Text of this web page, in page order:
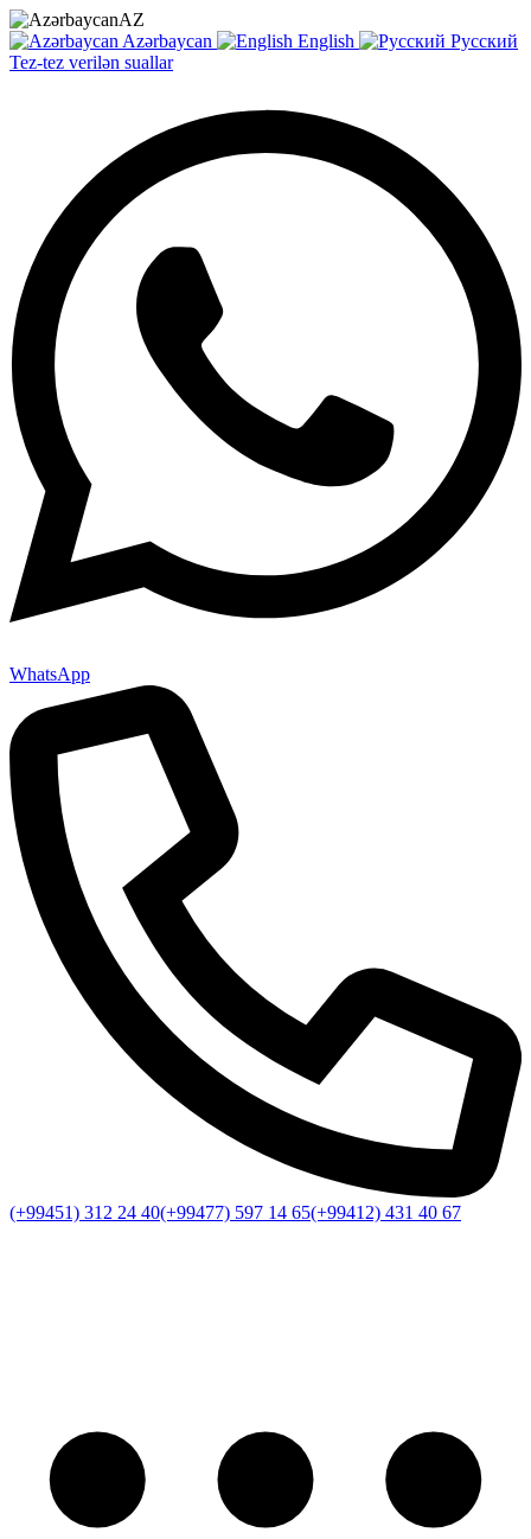
AZ
Azərbaycan
English
Русский
Tez-tez verilən suallar
WhatsApp
(+99451) 312 24 40(+99477) 597 14 65(+99412) 431 40 67